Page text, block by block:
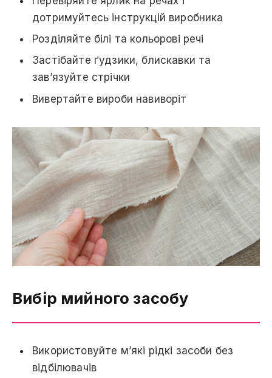
дотримуйтесь інструкцій виробника
Розділяйте білі та кольорові речі
Застібайте ґудзики, блискавки та
зав’язуйте стрічки
Вивертайте вироби навиворіт
Вибір мийного засобу
Використовуйте м’які рідкі засоби без
відбілювачів